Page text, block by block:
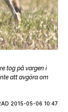
tog på vargen i
att avgöra om
2015-05-06 10:47